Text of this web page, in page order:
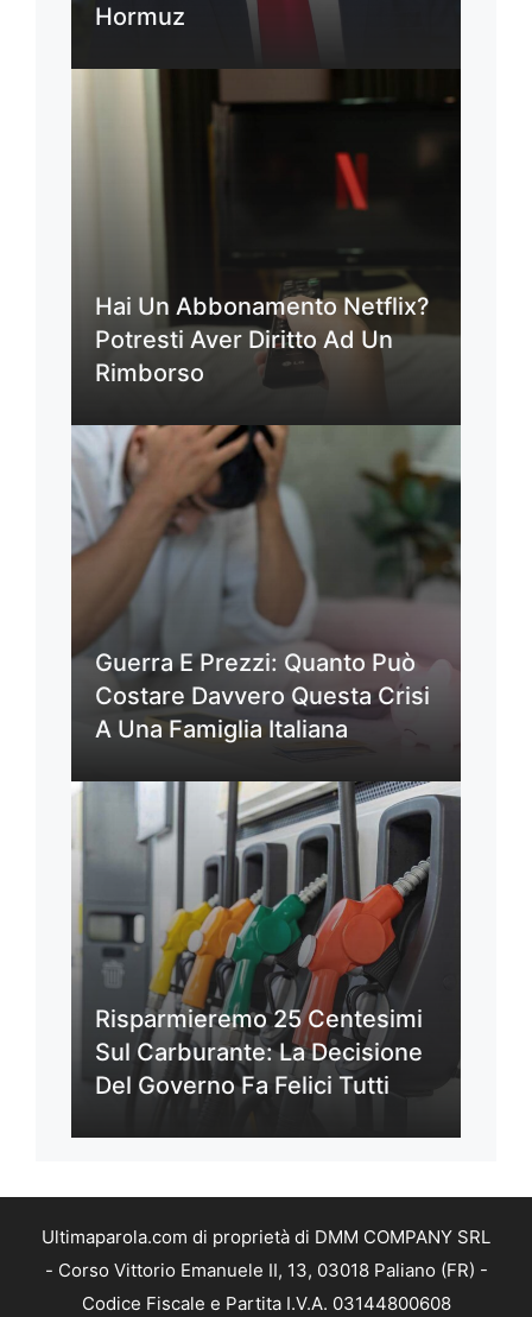
Hormuz
Hai Un Abbonamento Netflix?
Potresti Aver Diritto Ad Un
Rimborso
Guerra E Prezzi: Quanto Può
Costare Davvero Questa Crisi
A Una Famiglia Italiana
Risparmieremo 25 Centesimi
Sul Carburante: La Decisione
Del Governo Fa Felici Tutti
Ultimaparola.com di proprietà di DMM COMPANY SRL
- Corso Vittorio Emanuele II, 13, 03018 Paliano (FR) -
Codice Fiscale e Partita I.V.A. 03144800608